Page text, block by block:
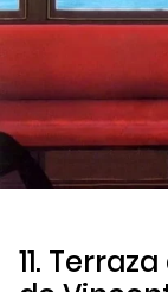
11.